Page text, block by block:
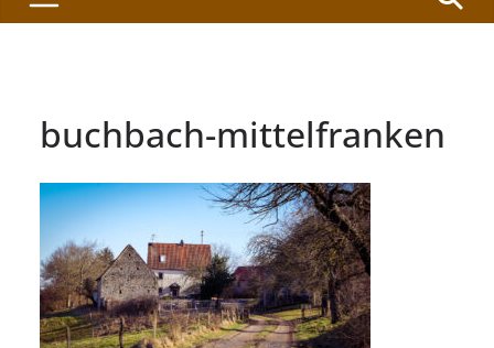
buchbach-mittelfranken